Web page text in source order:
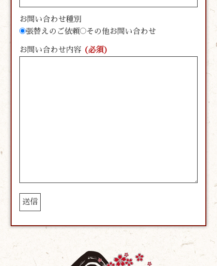
お問い合わせ種別
張替えのご依頼
その他お問い合わせ
お問い合わせ内容 (必須)